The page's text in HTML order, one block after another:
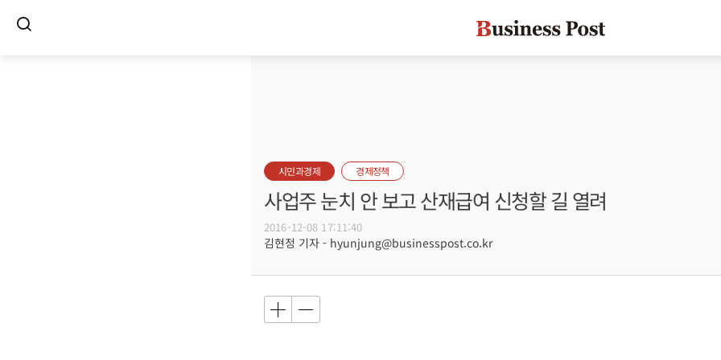
시민과경제 경제정책
사업주 눈치 안 보고 산재급여 신청할 길 열려
2016-12-08 17:11:40
김현정 기자 - hyunjung@businesspost.co.kr